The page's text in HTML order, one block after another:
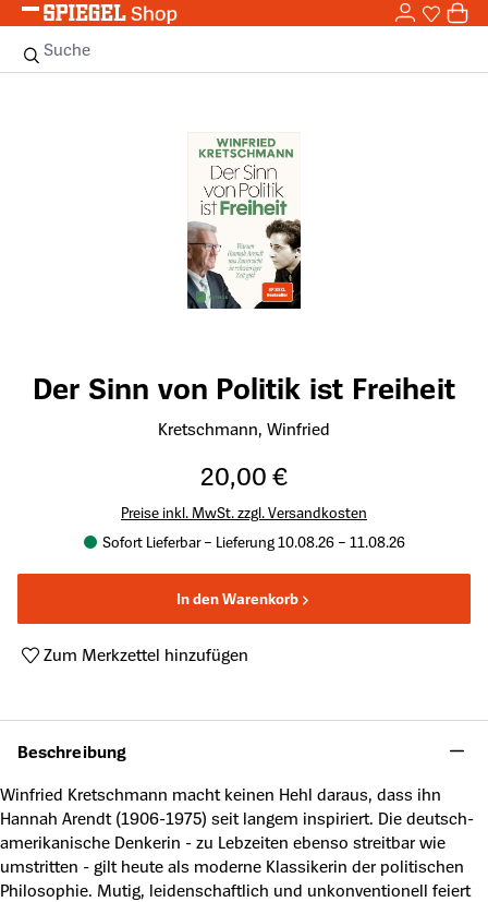
Zum Hauptinhalt springen 0
Suche
Der Sinn von Politik ist Freiheit
Kretschmann, Winfried
20,00 €
Preise inkl. MwSt. zzgl. Versandkosten
Sofort Lieferbar – Lieferung 10.08.26 – 11.08.26
In den Warenkorb
Zum Merkzettel hinzufügen
Beschreibung
Winfried Kretschmann macht keinen Hehl daraus, dass ihn
Hannah Arendt (1906-1975) seit langem inspiriert. Die deutsch-
amerikanische Denkerin - zu Lebzeiten ebenso streitbar wie
umstritten - gilt heute als moderne Klassikerin der politischen
Philosophie. Mutig, leidenschaftlich und unkonventionell feiert